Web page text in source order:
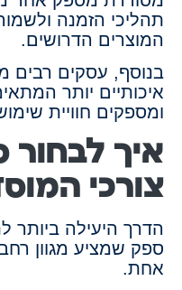
תהליכי הזמנה
המוצרים הדרושים.
בנוסף, עסקים רבים
איכותיים יותר
ומספקים חוויית
איך
צורכי
הדרך היעילה ביותר
ספק שמציע מגוון
אחת.